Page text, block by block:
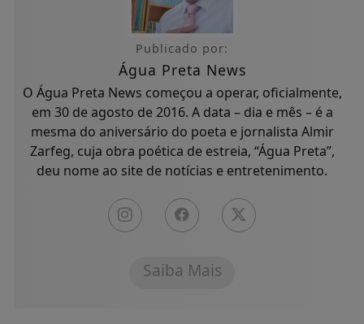
Publicado por:
Água Preta News
O Água Preta News começou a operar, oficialmente,
em 30 de agosto de 2016. A data – dia e mês – é a
mesma do aniversário do poeta e jornalista Almir
Zarfeg, cuja obra poética de estreia, “Água Preta”,
deu nome ao site de notícias e entretenimento.
Saiba Mais